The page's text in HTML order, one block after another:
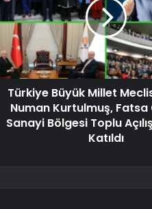
Türkiye Büyük Millet
Numan Kurtulmuş, Fatsa
Sanayi Bölgesi Toplu
Katıldı